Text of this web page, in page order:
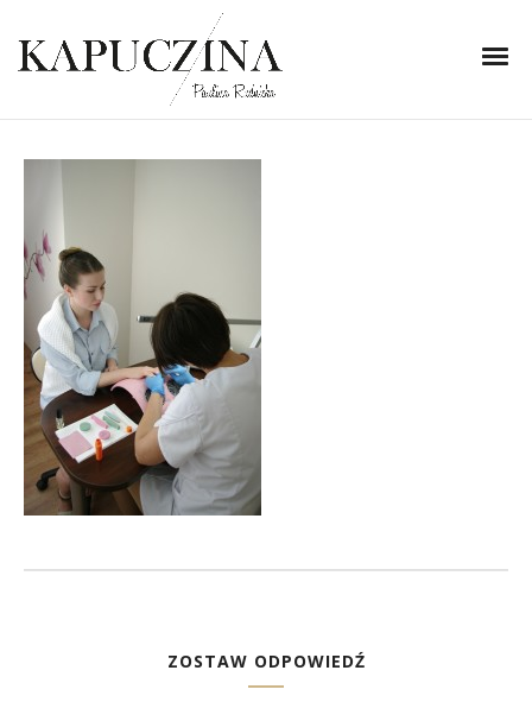
6 listopada 2013
IMGP7575J_xpsanqr
Written by
ZOSTAW ODPOWIEDŹ